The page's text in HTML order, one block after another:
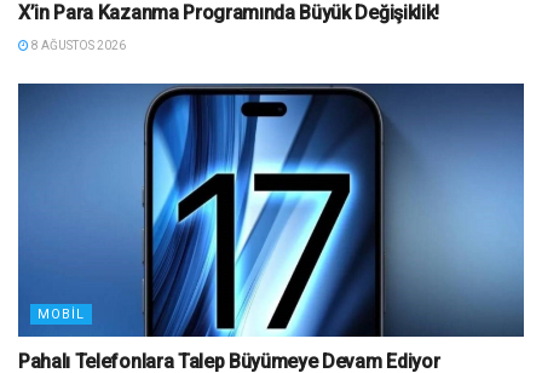
X’in Para Kazanma Programında Büyük Değişiklik!
8 AĞUSTOS 2026
MOBIL
Pahalı Telefonlara Talep Büyümeye Devam Ediyor